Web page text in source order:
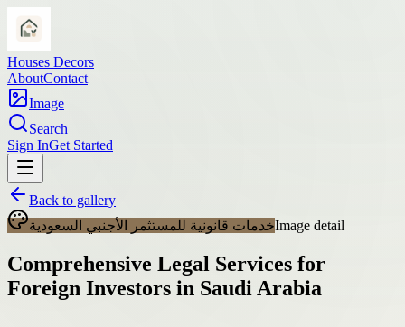
Houses Decors
AboutContact
Image
Search
Sign InGet Started
Back to gallery
خدمات قانونية للمستثمر الأجنبي السعوديةImage detail
Comprehensive Legal Services for
Foreign Investors in Saudi Arabia